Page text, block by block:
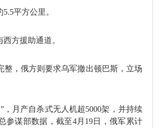
平方公里‌。
方援助通道。
整，俄方则要求乌军撤出顿巴斯，立场
，月 产自杀式无人机超‌5000架‌，并持续
参谋部数据，截至4月19日，俄军累计